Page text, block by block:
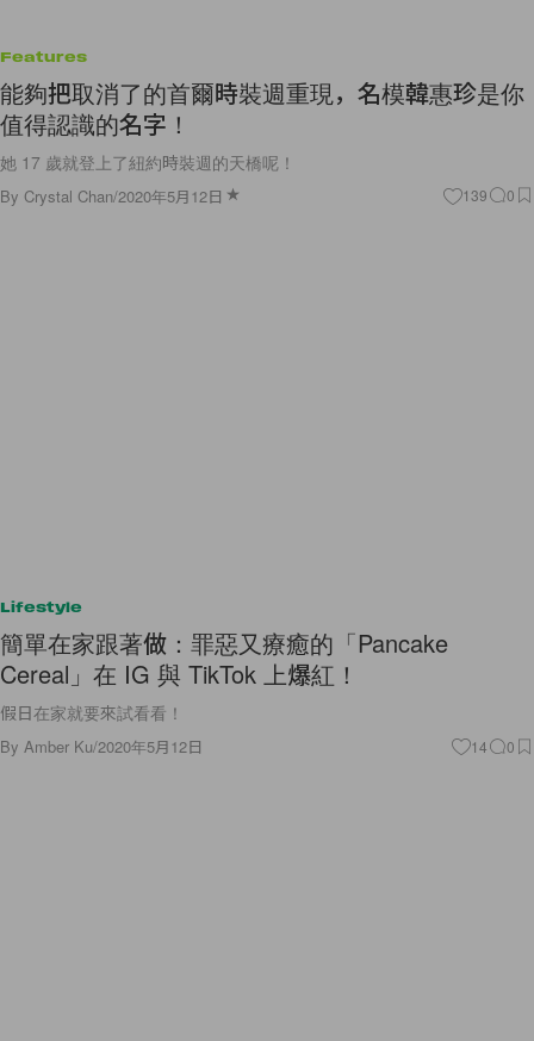
Features
能夠把取消了的首爾時裝週重現，名模韓惠珍是你
值得認識的名字！
她 17 歲就登上了紐約時裝週的天橋呢！
By Crystal Chan/2020年5月12日 139 0
Lifestyle
簡單在家跟著做：罪惡又療癒的「Pancake
Cereal」在 IG 與 TikTok 上爆紅！
假日在家就要來試看看！
By Amber Ku/2020年5月12日 14 0